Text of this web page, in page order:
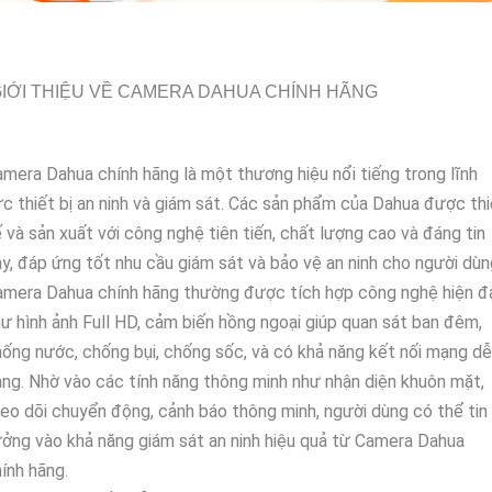
THIỆU VỀ CAMERA DAHUA CHÍNH HÃNG
Dahua chính hãng là một thương hiệu nổi tiếng trong lĩnh
thiết bị an ninh và giám sát. Các sản phẩm của Dahua được
và sản xuất với công nghệ tiên tiến, chất lượng cao và đáng tin
đáp ứng tốt nhu cầu giám sát và bảo vệ an ninh cho người
Dahua chính hãng thường được tích hợp công nghệ hiện
hình ảnh Full HD, cảm biến hồng ngoại giúp quan sát ban đêm,
nước, chống bụi, chống sốc, và có khả năng kết nối mạng dễ
Nhờ vào các tính năng thông minh như nhận diện khuôn mặt,
dõi chuyển động, cảnh báo thông minh, người dùng có thể tin
vào khả năng giám sát an ninh hiệu quả từ Camera Dahua
hãng.